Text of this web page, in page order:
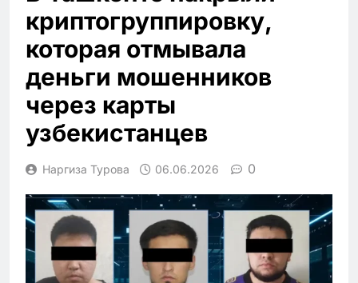
криптогруппировку,
которая отмывала
деньги мошенников
через карты
узбекистанцев
Наргиза Турова 06.06.2026 0